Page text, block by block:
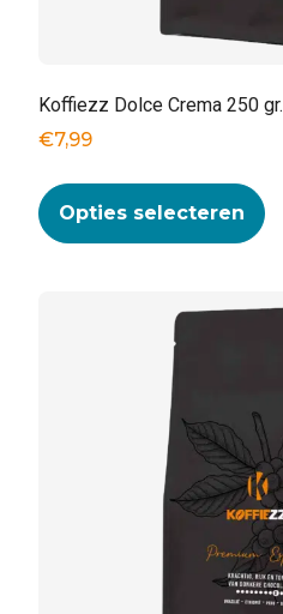
Koffiezz Dolce Crema 250 gr.
€7,99
Opties selecteren